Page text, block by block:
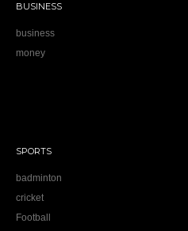
BUSINESS
business
money
SPORTS
badminton
cricket
Football